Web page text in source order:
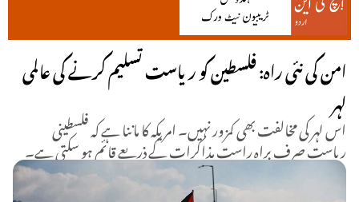
امن کی نئی راہ: فلسطین کو ریاست تسلیم کرنے کی عالمی
لہر
اس لہر کی مخالفت بھی کمزور نہیں۔ امریکہ کا ماننا ہے کہ فلسطینی
ریاست صرف براہِ راست مذاکرات کے ذریعے قائم ہو سکتی ہے۔